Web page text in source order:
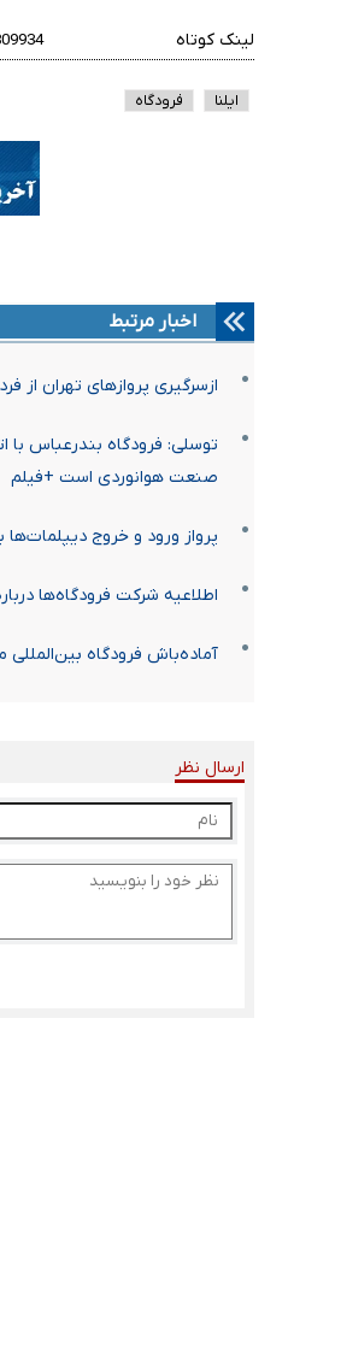
لینک کوتاه
ایلنا فرودگاه
اخبار مرتبط
ازسرگیری پروازهای تهران از
توسلی: فرودگاه بندرعباس با
صنعت هوانوردی است +فیلم
پرواز ورود و خروج
اطلاعیه شرکت فرودگاه‌ها
آماده‌باش فرودگاه
ارسال نظر